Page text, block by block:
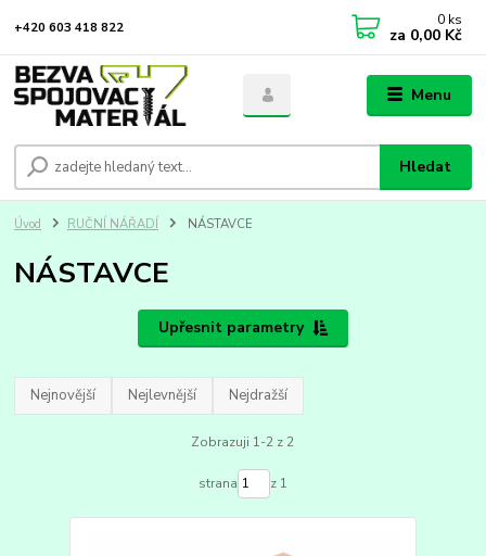
Menu
Hledat
+420 603 418 822 0 ks
za 0,00 Kč
Úvod RUČNÍ NÁŘADÍ NÁSTAVCE
NÁSTAVCE
Upřesnit parametry
Nejnovější Nejlevnější Nejdražší
Zobrazuji 1-2 z 2
strana z 1